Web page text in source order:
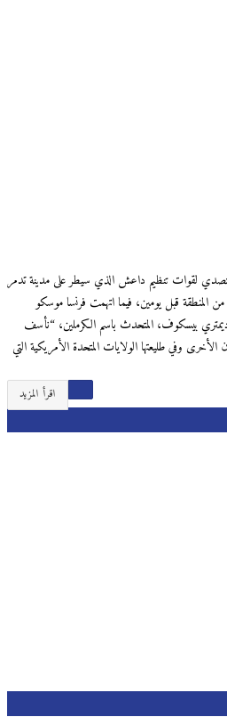
لقوات تنظيم داعش الذي سيطر على مدينة تدمر
قبل يومين، فيما اتهمت فرنسا موسكو
ديمتري بيسكوف، المتحدث باسم الكرملين، “نأسف
وفي طليعتها الولايات المتحدة الأمريكية التي
اقرأ المزيد